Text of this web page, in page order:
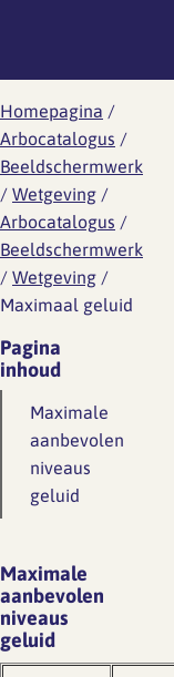
Homepagina /
Arbocatalogus /
Beeldschermwerk
/ Wetgeving /
Arbocatalogus /
Beeldschermwerk
/ Wetgeving /
Maximaal geluid
Pagina
inhoud
Maximale
aanbevolen
niveaus
geluid
Maximale
aanbevolen
niveaus
geluid